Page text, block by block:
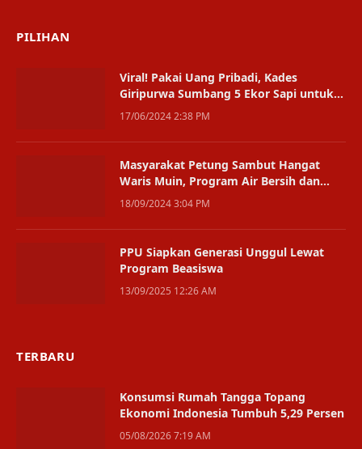
PILIHAN
Viral! Pakai Uang Pribadi, Kades
Giripurwa Sumbang 5 Ekor Sapi untuk
Kurban
17/06/2024 2:38 PM
Masyarakat Petung Sambut Hangat
Waris Muin, Program Air Bersih dan
Kesejahteraan Jadi Fokus Utama
18/09/2024 3:04 PM
PPU Siapkan Generasi Unggul Lewat
Program Beasiswa
13/09/2025 12:26 AM
TERBARU
Konsumsi Rumah Tangga Topang
Ekonomi Indonesia Tumbuh 5,29 Persen
05/08/2026 7:19 AM